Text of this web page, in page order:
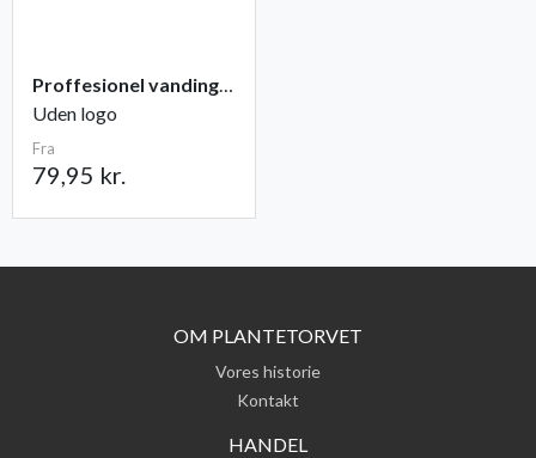
Proffesionel vandingspose 100 liter
Uden logo
Fra
79,95 kr.
OM PLANTETORVET
Vores historie
Kontakt
HANDEL